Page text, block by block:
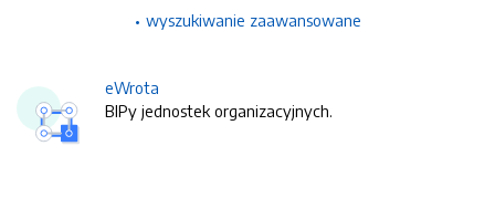
wyszukiwanie zaawansowane
eWrota
BIPy jednostek organizacyjnych.